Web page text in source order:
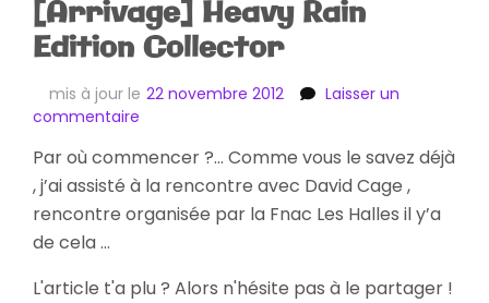
[Arrivage] Heavy Rain
Edition Collector
mis à jour le 22 novembre 2012
Laisser un
commentaire
Heavy
Rain
Edition
Collector
Par où commencer ?… Comme vous le savez déjà
, j’ai assisté à la rencontre avec David Cage ,
rencontre organisée par la Fnac Les Halles il y’a
de cela …
L'article t'a plu ? Alors n'hésite pas à le partager !